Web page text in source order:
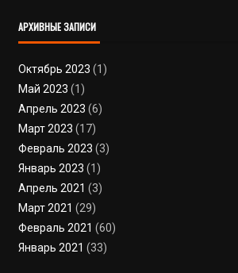
АРХИВНЫЕ ЗАПИСИ
Октябрь 2023 (1)
Май 2023 (1)
Апрель 2023 (6)
Март 2023 (17)
Февраль 2023 (3)
Январь 2023 (1)
Апрель 2021 (3)
Март 2021 (29)
Февраль 2021 (60)
Январь 2021 (33)